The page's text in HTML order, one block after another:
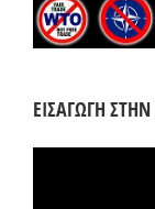
ΕΙΣΑΓΩΓΗ